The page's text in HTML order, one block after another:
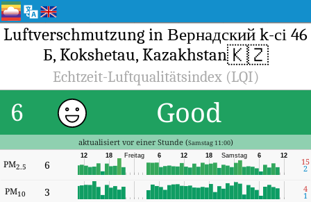
Luftverschmutzung in Вернадский k-сі 46
Б, Kokshetau, Kazakhstan🇰🇿
Echtzeit-Luftqualitätsindex (LQI)
6 Good
aktualisiert vor einer Stunde (Samstag 11:00)
PM2.5 6
12
6
Samstag
18
12
6
Freitag
18
12
15
2
PM10 3 4
1